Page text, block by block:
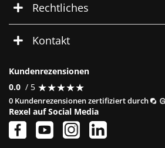
Rechtliches
Kontakt
Kundenrezensionen
0.0 / 5 ★★★★★
★★★★★
0 Kundenrezensionen zertifiziert durch
Rexel auf Social Media